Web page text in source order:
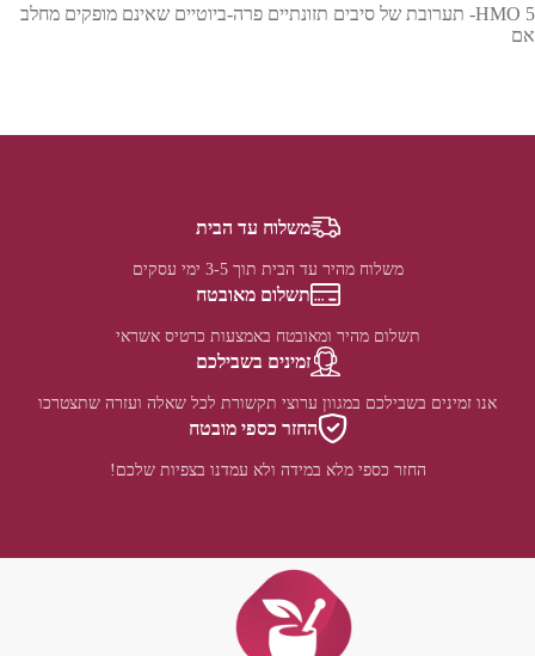
5 HMO- תערובת של סיבים תזונתיים פרה-ביוטיים שאינם מופקים מחלב
אם
משלוח עד הבית
משלוח מהיר עד הבית תוך 3-5 ימי עסקים
תשלום מאובטח
תשלום מהיר ומאובטח באמצעות כרטיס אשראי
זמינים בשבילכם
אנו זמינים בשבילכם במגוון ערוצי תקשורת לכל שאלה ועזרה שתצטרכו
החזר כספי מובטח
החזר כספי מלא במידה ולא עמדנו בצפיות שלכם!